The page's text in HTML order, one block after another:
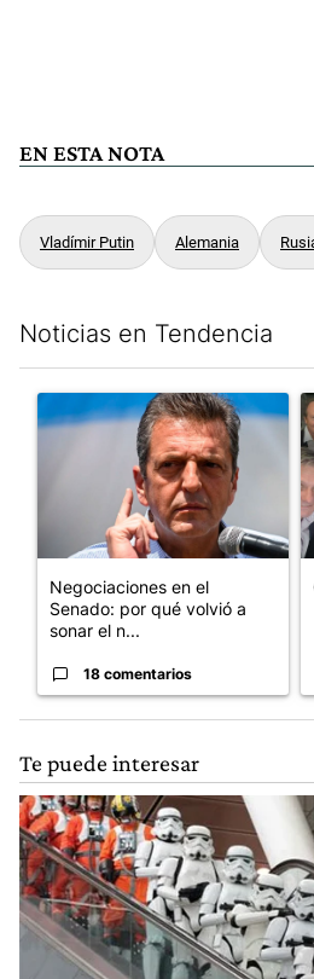
EN ESTA NOTA
Vladímir Putin Alemania
Noticias en Tendencia
Un artículo de tendencia con el
Negociaciones en el
Senado: por qué volvió a
sonar el n...
18 comentarios